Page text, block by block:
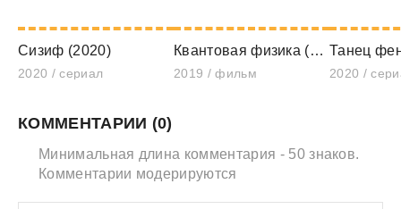
Сизиф (2020)
2020 / сериал
Квантовая физика (2019)
2019 / фильм
Танец
2020 /
КОММЕНТАРИИ (0)
Минимальная длина комментария - 50 знаков.
Комментарии модерируются